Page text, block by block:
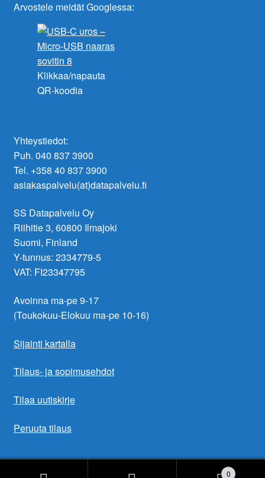
Arvostele meidät Googlessa:
Klikkaa/napauta
QR-koodia
Yhteystiedot:
Puh. 040 837 3900
Tel. +358 40 837 3900
asiakaspalvelu(at)datapalvelu.fi
SS Datapalvelu Oy
Riihitie 3, 60800 Ilmajoki
Suomi, Finland
Y-tunnus: 2334779-5
VAT: FI23347795
Avoinna ma-pe 9-17
(Toukokuu-Elokuu ma-pe 10-16)
Sijainti kartalla
Tilaus- ja sopimusehdot
Tilaa uutiskirje
Peruuta tilaus
0